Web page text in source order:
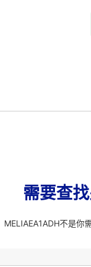
需要查
MELIAEA1ADH不是你